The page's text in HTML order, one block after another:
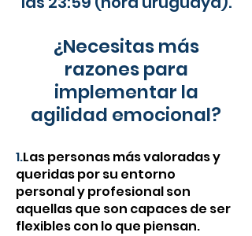
¿Necesitas más
razones para
implementar la
agilidad emocional?
1.Las personas más valoradas y
queridas por su entorno
personal y profesional son
aquellas que son capaces de ser
flexibles con lo que piensan.